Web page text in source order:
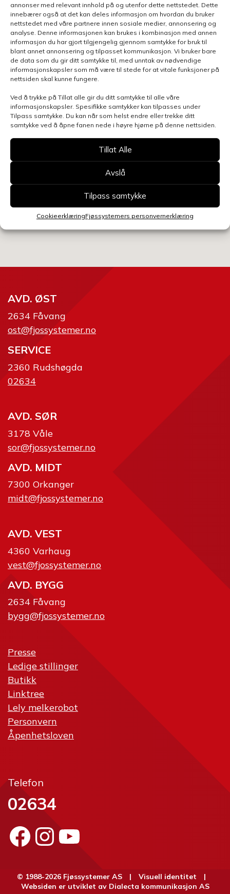
annonser med relevant innhold på og utenfor dette nettstedet. Dette
innebærer også at det kan deles informasjon om hvordan du bruker
nettstedet med våre partnere innen sosiale medier, annonsering og
analyse. Denne informasjonen kan brukes i kombinasjon med annen
informasjon du har gjort tilgjengelig gjennom samtykke for bruk til
blant annet annonsering og tilpasset kommunikasjon. Vi bruker bare
de data som du gir ditt samtykke til, med unntak av nødvendige
informasjonskapsler som må være til stede for at vitale funksjoner på
nettsiden skal kunne fungere.
Ved å trykke på Tillat alle gir du ditt samtykke til alle våre
informasjonskapsler. Spesifikke samtykker kan tilpasses under
Tilpass samtykke. Du kan når som helst endre eller trekke ditt
samtykke ved å åpne fanen nede i høyre hjørne på denne nettsiden.
Tillat Alle
Avslå
Tilpass samtykke
CookieerklæringFjøssystemers personvernerklæring
Henvendelsen gjelder
Send skjema
AVD. ØST
2634 Fåvang
ost@fjossystemer.no
SERVICE
2360 Rudshøgda
02634
AVD. SØR
3178 Våle
sor@fjossystemer.no
AVD. MIDT
7300 Orkanger
midt@fjossystemer.no
AVD. VEST
4360 Varhaug
vest@fjossystemer.no
AVD. BYGG
2634 Fåvang
bygg@fjossystemer.no
Presse
Ledige stillinger
Butikk
Linktree
Lely melkerobot
Personvern
Åpenhetsloven
Telefon
02634
Facebook
Instagram
YouTube
© 1988-2026 Fjøssystemer AS | Visuell identitet |
Websiden er utviklet av Dialecta kommunikasjon AS